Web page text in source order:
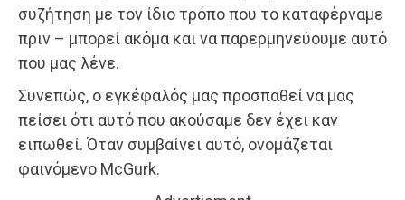
συζήτηση με τον ίδιο τρόπο που το καταφέρναμε
πριν – μπορεί ακόμα και να παρερμηνεύουμε αυτό
που μας λένε.
Συνεπώς, ο εγκέφαλός μας προσπαθεί να μας
πείσει ότι αυτό που ακούσαμε δεν έχει καν
ειπωθεί. Όταν συμβαίνει αυτό, ονομάζεται
φαινόμενο McGurk.